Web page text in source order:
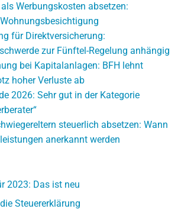
Werbungskosten absetzen:
für Direktversicherung:
zur Fünftel-Regelung anhängig
bei Kapitalanlagen: BFH lehnt
hoher Verluste ab
2026: Sehr gut in der Kategorie
steuerlich absetzen: Wann
anerkannt werden
2023: Das ist neu
Steuererklärung